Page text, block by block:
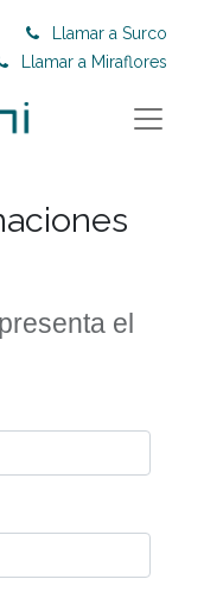
Llamar a Surco
Llamar a Miraflores
el